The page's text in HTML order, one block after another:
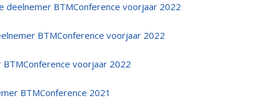
deelnemer BTMConference voorjaar 2022
BTMConference voorjaar 2022
BTMConference voorjaar 2022
BTMConference 2021